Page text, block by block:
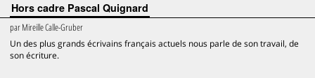
Hors cadre Pascal Quignard
parMireille Calle-Gruber
Un des plus grands écrivains français actuels nous parle de son travail, de
son écriture.